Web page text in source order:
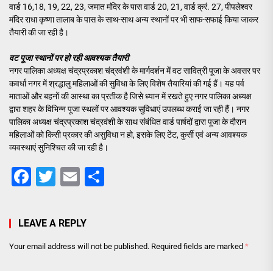
वार्ड 16,18, 19, 22, 23, जमात मंदिर के पास वार्ड 20, 21, वार्ड क्रं. 27, पीपलेश्वर
मंदिर राधा कृष्णा तालाब के पास के साथ-साथ अन्य स्थानों पर भी साफ-सफाई किया जाकर
तैयारी की जा रही है।
वट पूजा स्थानों पर हो रही आवश्यक तैयारी
नगर पालिका अध्यक्ष चंद्रप्रकाश चंद्रवंशी के मार्गदर्शन में वट सावित्री पूजा के अवसर पर
कवर्धा नगर में श्रद्धालु महिलाओं की सुविधा के लिए विशेष तैयारियां की गई हैं। यह पर्व
माताओं और बहनों की आस्था का प्रतीक है जिसे ध्यान में रखते हुए नगर पालिका अध्यक्ष
द्वारा शहर के विभिन्न पूजा स्थलों पर आवश्यक सुविधाएं उपलब्ध कराई जा रही हैं। नगर
पालिका अध्यक्ष चंद्रप्रकाश चंद्रवंशी के साथ संबंधित वार्ड पार्षदों द्वारा पूजा के दौरान
महिलाओं को किसी प्रकार की असुविधा न हो, इसके लिए टेंट, कुर्सी एवं अन्य आवश्यक
व्यवस्थाएं सुनिश्चित की जा रही है।
Facebook
Twitter
Email
LEAVE A REPLY
Your email address will not be published. Required fields are marked *